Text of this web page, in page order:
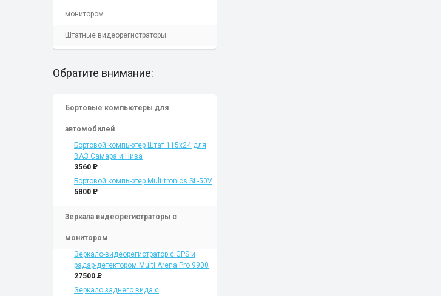
монитором
Штатные видеорегистраторы
Обратите внимание:
Бортовые компьютеры для
автомобилей
Бортовой компьютер Штат 115x24 для
ВАЗ Самара и Нива
3560 P
Бортовой компьютер Multitronics SL-50V
5800 P
Зеркала видеорегистраторы с
монитором
Зеркало-видеорегистратор с GPS и
радар-детектором Multi Arena Pro 9900
27500 P
Зеркало заднего вида с